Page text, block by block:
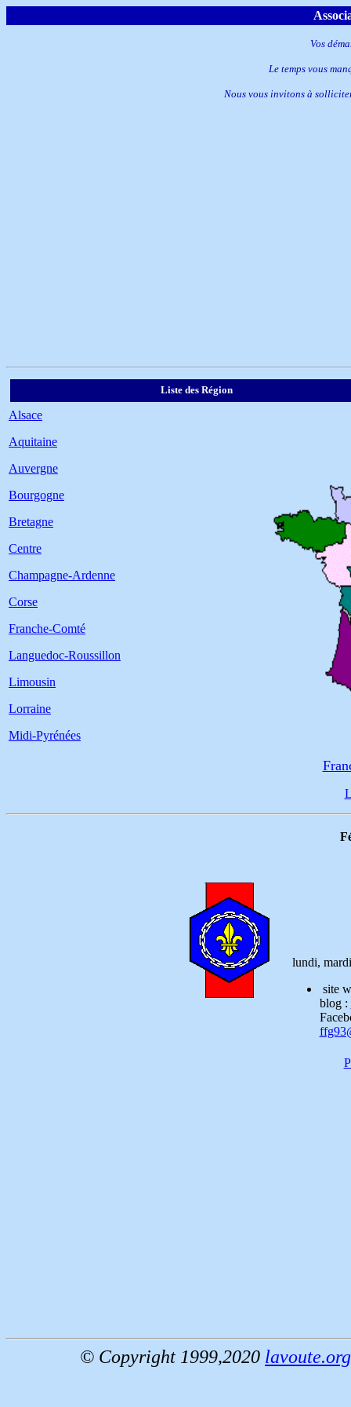
Vos
Le temps vous
Nous vous invitons à
Liste des Région
Alsace
Aquitaine
Auvergne
Bourgogne
Bretagne
Centre
Champagne-Ardenne
Corse
Franche-Comté
Languedoc-Roussillon
Limousin
Lorraine
Midi-Pyrénées
lundi,
site
blog :
© Copyright 1999,2020 lavoute.org